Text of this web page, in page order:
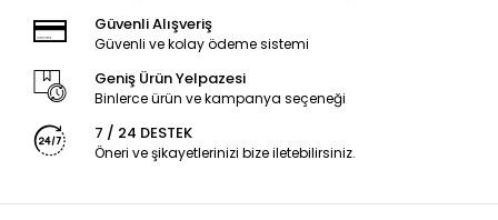
Güvenli Alışveriş
Güvenli ve kolay ödeme sistemi
Geniş Ürün Yelpazesi
Binlerce ürün ve kampanya seçeneği
7 / 24 DESTEK
Öneri ve şikayetlerinizi bize iletebilirsiniz.